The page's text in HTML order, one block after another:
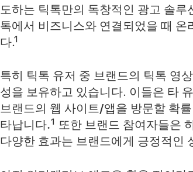
도하는 틱톡만의 독창적인 광고 솔
톡에서 비즈니스와 연결되었을 때
다.¹
특히 틱톡 유저 중 브랜드의 틱톡 영
성을 보유하고 있습니다. 이들은 타
브랜드의 웹 사이트/앱을 방문할 확
타납니다.¹ 또한 브랜드 참여자들은
다양한 효과는 브랜드에게 긍정적인